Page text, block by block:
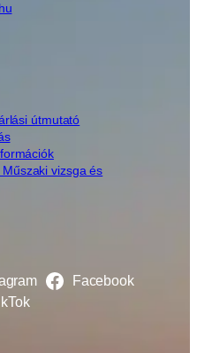
útmutató
vizsga és
Facebook